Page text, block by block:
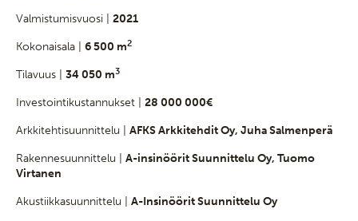
Valmistumisvuosi | 2021
Kokonaisala | 6 500 m2
Tilavuus | 34 050 m3
Investointikustannukset | 28 000 000€
Arkkitehtisuunnittelu | AFKS Arkkitehdit Oy, Juha Salmenperä
Rakennesuunnittelu | A-insinöörit Suunnittelu Oy, Tuomo
Virtanen
Akustiikkasuunnittelu | A-Insinöörit Suunnittelu Oy